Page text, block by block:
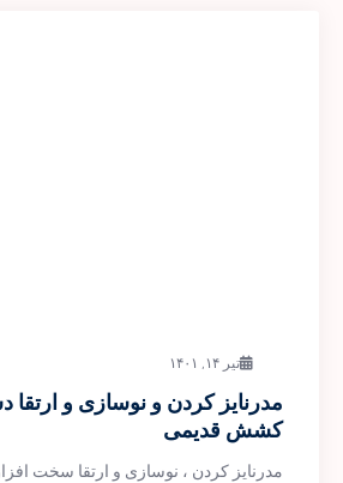
تیر ۱۴, ۱۴۰۱
مدرنایز کردن و نوسازی و
کشش قدیمی
مدرنایز کردن ، نوسازی و ارتقا سخت